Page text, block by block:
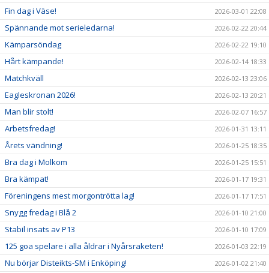
Fin dag i Väse! 2026-03-01 22:08
Spännande mot serieledarna! 2026-02-22 20:44
Kämparsöndag 2026-02-22 19:10
Hårt kämpande! 2026-02-14 18:33
Matchkväll 2026-02-13 23:06
Eagleskronan 2026! 2026-02-13 20:21
Man blir stolt! 2026-02-07 16:57
Arbetsfredag! 2026-01-31 13:11
Årets vändning! 2026-01-25 18:35
Bra dag i Molkom 2026-01-25 15:51
Bra kämpat! 2026-01-17 19:31
Föreningens mest morgontrötta lag! 2026-01-17 17:51
Snygg fredag i Blå 2 2026-01-10 21:00
Stabil insats av P13 2026-01-10 17:09
125 goa spelare i alla åldrar i Nyårsraketen! 2026-01-03 22:19
Nu börjar Disteikts-SM i Enköping! 2026-01-02 21:40